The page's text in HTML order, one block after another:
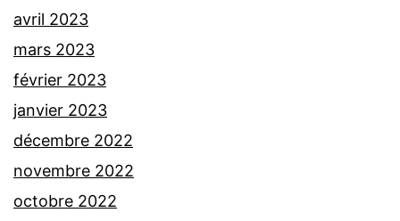
avril 2023
mars 2023
février 2023
janvier 2023
décembre 2022
novembre 2022
octobre 2022